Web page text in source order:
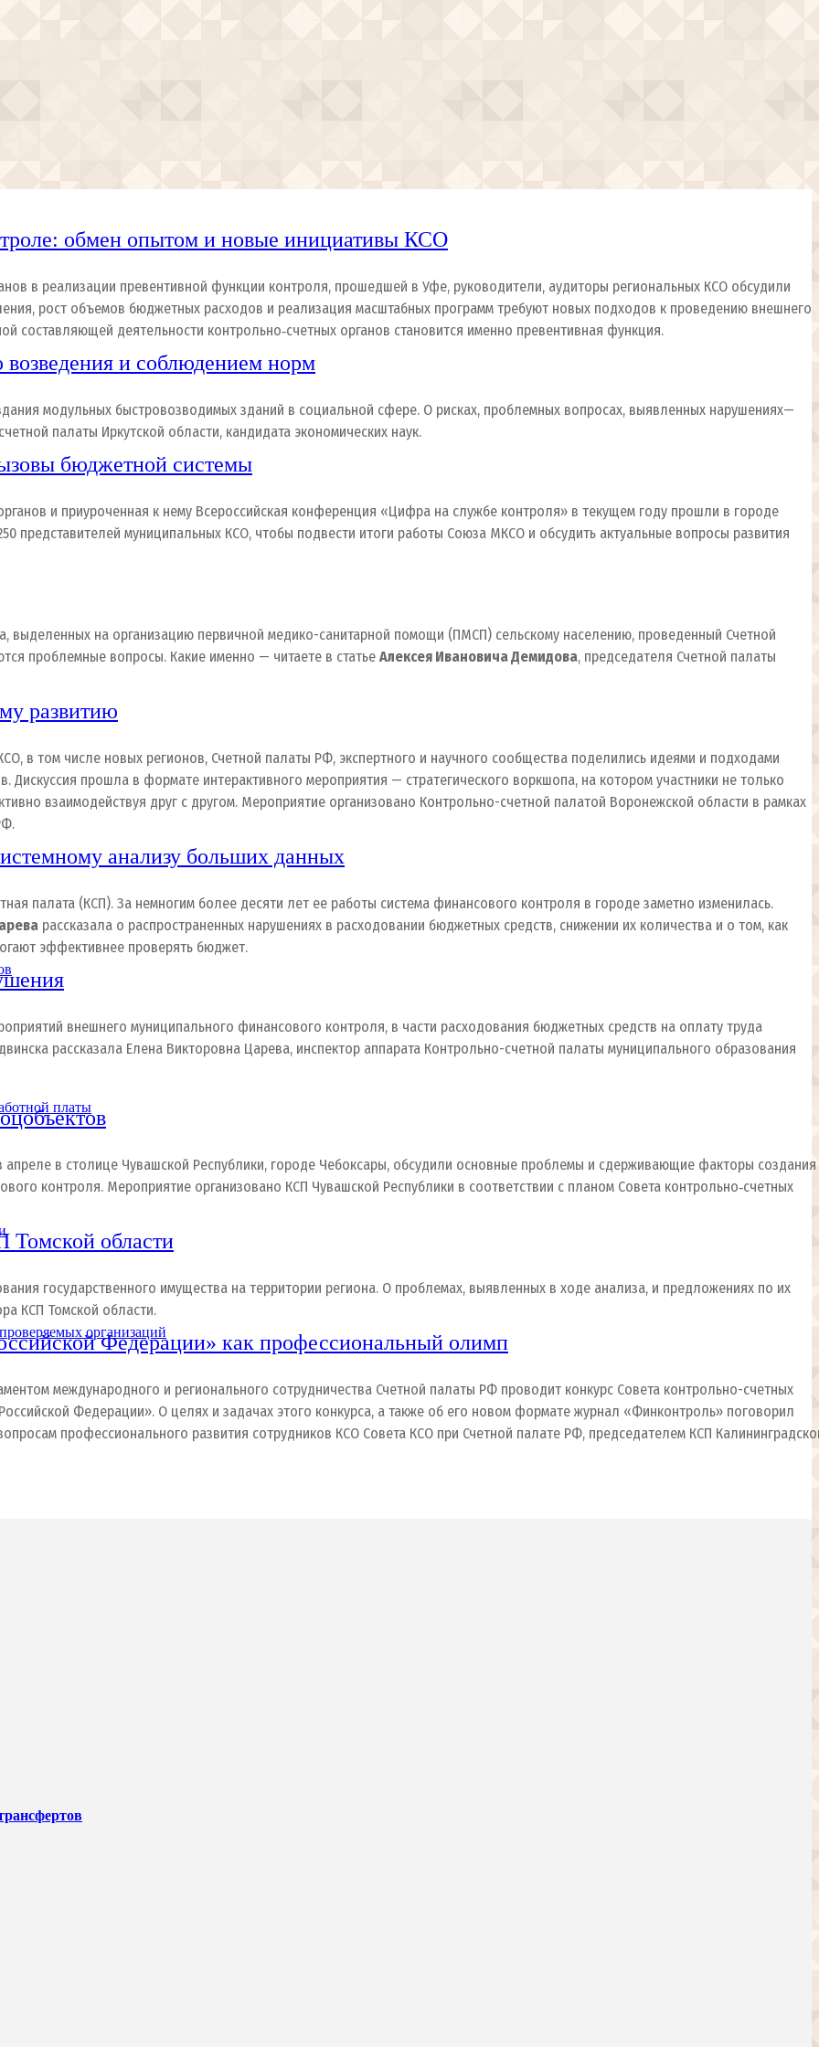
обмен опытом и новые инициативы КСО
в реализации превентивной функции контроля, прошедшей в Уфе, руководители, аудиторы региональных КСО обсудили
рост объемов бюджетных расходов и реализация масштабных программ требуют новых подходов к проведению внешнего
составляющей деятельности контрольно‑счетных органов становится именно превентивная функция.
и соблюдением норм
модульных быстровозводимых зданий в социальной сфере. О рисках, проблемных вопросах, выявленных нарушениях—
палаты Иркутской области, кандидата экономических наук.
бюджетной системы
и приуроченная к нему Всероссийская конференция «Цифра на службе контроля» в текущем году прошли в городе
представителей муниципальных КСО, чтобы подвести итоги работы Союза МКСО и обсудить актуальные вопросы развития
выделенных на организацию первичной медико-санитарной помощи (ПМСП) сельскому населению, проведенный Счетной
проблемные вопросы. Какие именно — читаете в статье Алексея Ивановича Демидова, председателя Счетной палаты
развитию
в том числе новых регионов, Счетной палаты РФ, экспертного и научного сообщества поделились идеями и подходами
прошла в формате интерактивного мероприятия — стратегического воркшопа, на котором участники не только
взаимодействуя друг с другом. Мероприятие организовано Контрольно-счетной палатой Воронежской области в рамках
анализу больших данных
палата (КСП). За немногим более десяти лет ее работы система финансового контроля в городе заметно изменилась.
рассказала о распространенных нарушениях в расходовании бюджетных средств, снижении их количества и о том, как
эффективнее проверять бюджет.
внешнего муниципального финансового контроля, в части расходования бюджетных средств на оплату труда
рассказала Елена Викторовна Царева, инспектор аппарата Контрольно-счетной палаты муниципального образования
платы
в столице Чувашской Республики, городе Чебоксары, обсудили основные проблемы и сдерживающие факторы создания
контроля. Мероприятие организовано КСП Чувашской Республики в соответствии с планом Совета контрольно‑счетных
Томской области
государственного имущества на территории региона. О проблемах, выявленных в ходе анализа, и предложениях по их
КСП Томской области.
организаций
Федерации» как профессиональный олимп
международного и регионального сотрудничества Счетной палаты РФ проводит конкурс Совета контрольно-счетных
Федерации». О целях и задачах этого конкурса, а также об его новом формате журнал «Финконтроль» поговорил
профессионального развития сотрудников КСО Совета КСО при Счетной палате РФ, председателем КСП